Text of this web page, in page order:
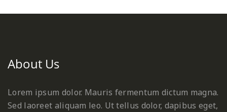
About Us
Lorem ipsum dolor. Mauris fermentum dictum magna.
Sed laoreet aliquam leo. Ut tellus dolor, dapibus eget,